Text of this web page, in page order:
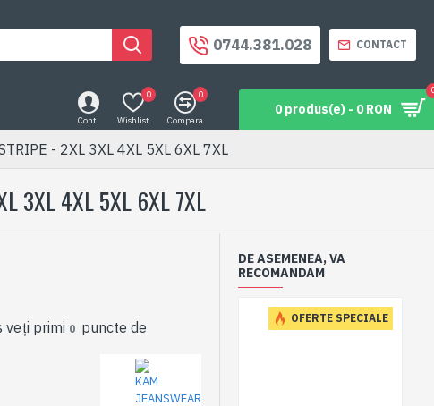
0744.381.028 CONTACT
Cont Wishlist
0
Compara
0
0 produs(e) - 0 RON
- 2XL 3XL 4XL 5XL 6XL 7XL
3XL 4XL 5XL 6XL 7XL
veți primi 0 puncte de
DE ASEMENEA, VA
RECOMANDAM
OFERTE SPECIALE